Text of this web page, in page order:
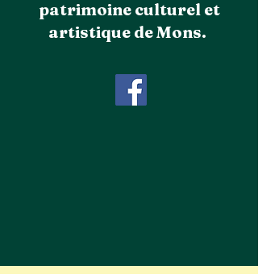
patrimoine culturel et
artistique de Mons.